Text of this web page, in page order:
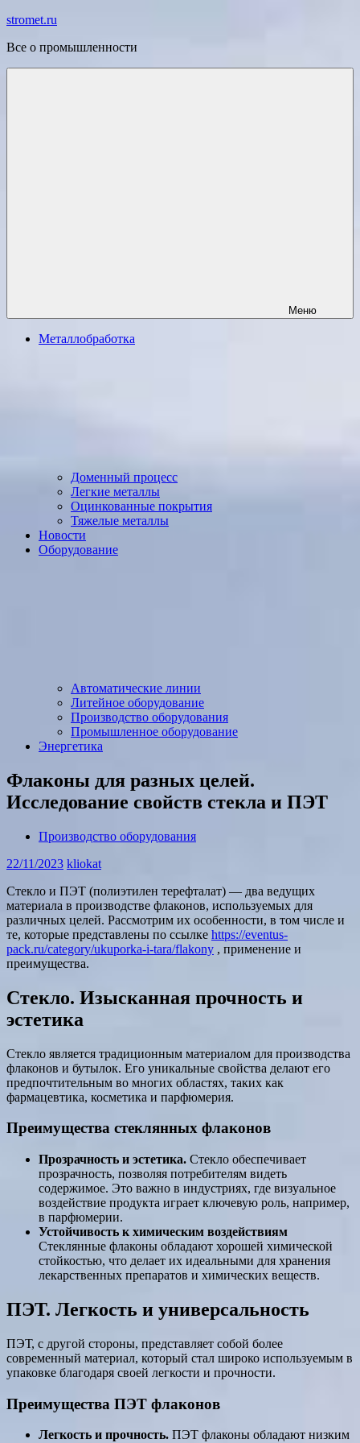
Перейти
содержимому
stromet.ru
Все о промышленности
Меню
Металлобработка
Доменный процесс
Легкие металлы
Оцинкованные покрытия
Тяжелые металлы
Новости
Оборудование
Автоматические линии
Литейное оборудование
Производство оборудования
Промышленное оборудование
Энергетика
Флаконы для разных целей.
Исследование свойств стекла и ПЭТ
Производство оборудования
22/11/2023 kliokat
Стекло и ПЭТ (полиэтилен терефталат) — два ведущих
материала в производстве флаконов, используемых для
различных целей. Рассмотрим их особенности, в том числе и
те, которые представлены по ссылке https://eventus-
pack.ru/category/ukuporka-i-tara/flakony , применение и
преимущества.
Стекло. Изысканная прочность и
эстетика
Стекло является традиционным материалом для производства
флаконов и бутылок. Его уникальные свойства делают его
предпочтительным во многих областях, таких как
фармацевтика, косметика и парфюмерия.
Преимущества стеклянных флаконов
Прозрачность и эстетика. Стекло обеспечивает
прозрачность, позволяя потребителям видеть
содержимое. Это важно в индустриях, где визуальное
воздействие продукта играет ключевую роль, например,
в парфюмерии.
Устойчивость к химическим воздействиям
Стеклянные флаконы обладают хорошей химической
стойкостью, что делает их идеальными для хранения
лекарственных препаратов и химических веществ.
ПЭТ. Легкость и универсальность
ПЭТ, с другой стороны, представляет собой более
современный материал, который стал широко используемым в
упаковке благодаря своей легкости и прочности.
Преимущества ПЭТ флаконов
Легкость и прочность. ПЭТ флаконы обладают низким